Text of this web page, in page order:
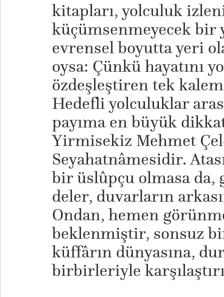
kitapları, yolculuk
küçümsenmeyecek bir
evrensel boyutta yeri
oysa: Çünkü hayatını
özdeşleştiren tek
Hedefli yolculuklar
payıma en büyük
Yirmisekiz Mehmet
Seyahatnâmesidir.
bir üslûpçu olmasa da,
deler, duvarların
Ondan, hemen
beklenmiştir, sonsuz
küffârın dünyasına,
birbirleriyle